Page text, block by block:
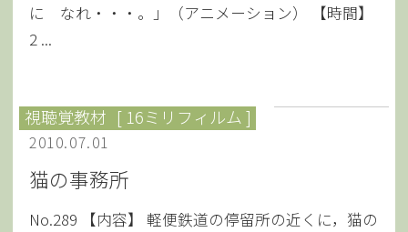
に なれ・・・。」（アニメーション） 【時間】
2 ...
視聴覚教材 [ 16ミリフィルム ]
2010.07.01
猫の事務所
No.289 【内容】 軽便鉄道の停留所の近くに，猫の